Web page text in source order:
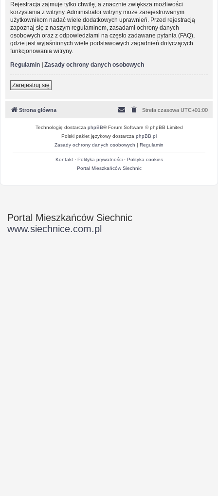
Rejestracja zajmuje tylko chwilę, a znacznie zwiększa możliwości
korzystania z witryny. Administrator witryny może zarejestrowanym
użytkownikom nadać wiele dodatkowych uprawnień. Przed rejestracją
zapoznaj się z naszym regulaminem, zasadami ochrony danych
osobowych oraz z odpowiedziami na często zadawane pytania (FAQ),
gdzie jest wyjaśnionych wiele podstawowych zagadnień dotyczących
funkcjonowania witryny.
Regulamin | Zasady ochrony danych osobowych
Zarejestruj się
Strona główna Strefa czasowa UTC+01:00
Technologię dostarcza phpBB® Forum Software © phpBB Limited
Polski pakiet językowy dostarcza phpBB.pl
Zasady ochrony danych osobowych | Regulamin
Kontakt· Polityka prywatności· Polityka cookies
Portal Mieszkańców Siechnic
Portal Mieszkańców Siechnic
www.siechnice.com.pl